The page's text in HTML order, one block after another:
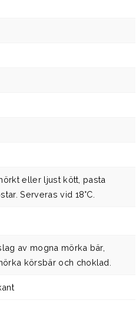
eller ljust kött, pasta
Serveras vid 18°C.
av mogna mörka bär,
körsbär och choklad.